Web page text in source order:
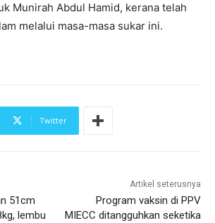
Munirah Abdul Hamid, kerana telah
melalui masa-masa sukar ini.
Twitter
51cm
lembu
Artikel seterusnya
Program vaksin di PPV
MIECC ditangguhkan seketika